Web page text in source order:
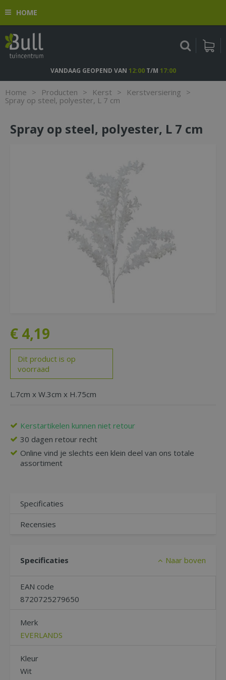
n
o
HOME
Home > Producten > Kerst > Kerstversiering >
Spray op steel, polyester, L 7 cm
VANDAAG GEOPEND VAN 12:00T/M 17:00
Spray op steel, polyester, L 7 cm
€ 4,19
Dit product is op
voorraad
L.7cm x W.3cm x H.75cm
Kerstartikelen kunnen niet retour
30 dagen retour recht
Online vind je slechts een klein deel van ons totale
assortiment
Specificaties
Recensies
Specificaties Naar boven
EAN code
8720725279650
Merk
EVERLANDS
Kleur
Wit